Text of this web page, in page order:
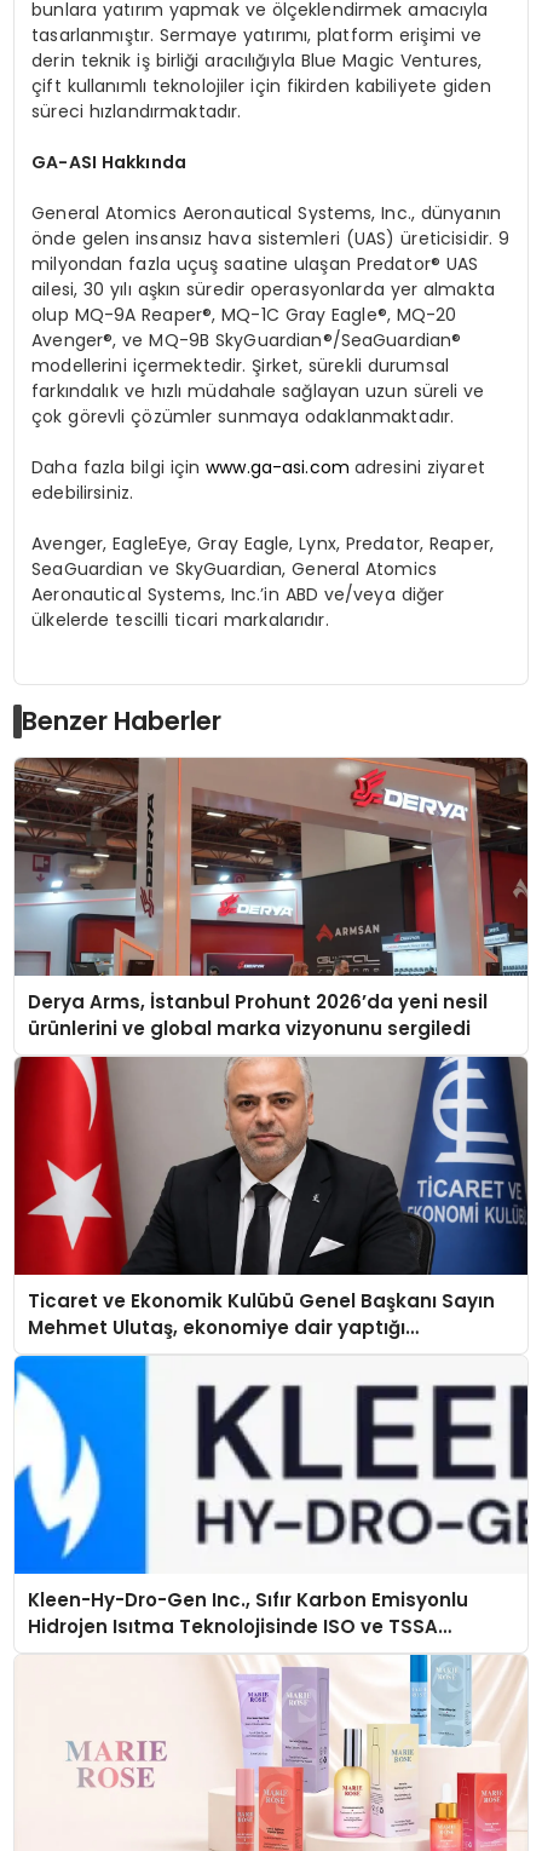
bunlara yatırım yapmak ve ölçeklendirmek amacıyla
tasarlanmıştır. Sermaye yatırımı, platform erişimi ve
derin teknik iş birliği aracılığıyla Blue Magic Ventures,
çift kullanımlı teknolojiler için fikirden kabiliyete giden
süreci hızlandırmaktadır.
GA-ASI Hakkında
General Atomics Aeronautical Systems, Inc., dünyanın
önde gelen insansız hava sistemleri (UAS) üreticisidir. 9
milyondan fazla uçuş saatine ulaşan Predator® UAS
ailesi, 30 yılı aşkın süredir operasyonlarda yer almakta
olup MQ-9A Reaper®, MQ-1C Gray Eagle®, MQ-20
Avenger®, ve MQ-9B SkyGuardian®/SeaGuardian®
modellerini içermektedir. Şirket, sürekli durumsal
farkındalık ve hızlı müdahale sağlayan uzun süreli ve
çok görevli çözümler sunmaya odaklanmaktadır.
Daha fazla bilgi içinwww.ga-asi.com adresini ziyaret
edebilirsiniz.
Avenger, EagleEye, Gray Eagle, Lynx, Predator, Reaper,
SeaGuardian ve SkyGuardian, General Atomics
Aeronautical Systems, Inc.’in ABD ve/veya diğer
ülkelerde tescilli ticari markalarıdır.
Benzer Haberler
Derya Arms, İstanbul Prohunt 2026’da yeni nesil
ürünlerini ve global marka vizyonunu sergiledi
Ticaret ve Ekonomik Kulübü Genel Başkanı Sayın
Mehmet Ulutaş, ekonomiye dair yaptığı
açıklamada şunları kaydetti:
Kleen-Hy-Dro-Gen Inc., Sıfır Karbon Emisyonlu
Hidrojen Isıtma Teknolojisinde ISO ve TSSA
Düzenleyici Onaylarını Aldı